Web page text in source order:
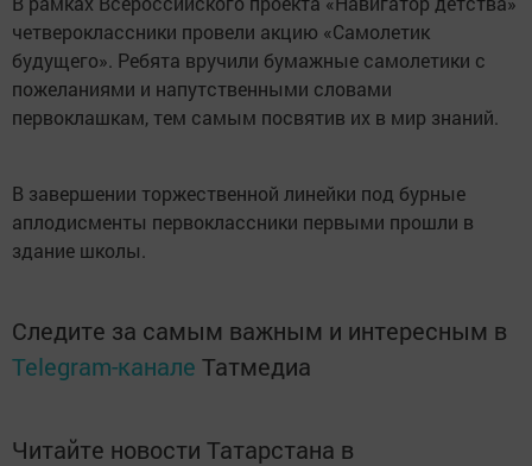
четвероклассники провели акцию «Самолетик
будущего». Ребята вручили бумажные самолетики с
пожеланиями и напутственными словами
первоклашкам, тем самым посвятив их в мир знаний.
В завершении торжественной линейки под бурные
аплодисменты первоклассники первыми прошли в
здание школы.
Следите за самым важным и интересным в
Telegram-канале Татмедиа
Читайте новости Татарстана в